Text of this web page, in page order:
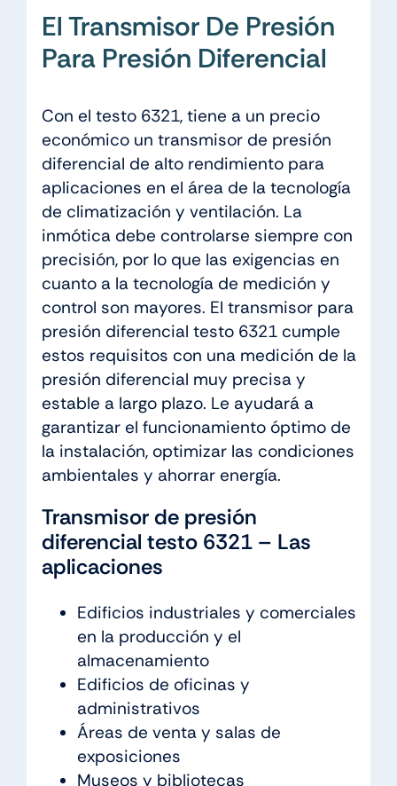
El Transmisor De Presión
Para Presión Diferencial
Con el testo 6321, tiene a un precio
económico un transmisor de presión
diferencial de alto rendimiento para
aplicaciones en el área de la tecnología
de climatización y ventilación. La
inmótica debe controlarse siempre con
precisión, por lo que las exigencias en
cuanto a la tecnología de medición y
control son mayores. El transmisor para
presión diferencial testo 6321 cumple
estos requisitos con una medición de la
presión diferencial muy precisa y
estable a largo plazo. Le ayudará a
garantizar el funcionamiento óptimo de
la instalación, optimizar las condiciones
ambientales y ahorrar energía.
Transmisor de presión
diferencial testo 6321 – Las
aplicaciones
Edificios industriales y comerciales
en la producción y el
almacenamiento
Edificios de oficinas y
administrativos
Áreas de venta y salas de
exposiciones
Museos y bibliotecas